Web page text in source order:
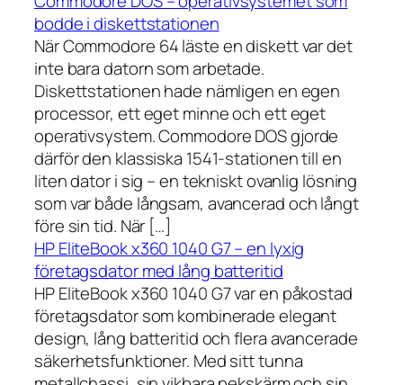
bodde i diskettstationen
När Commodore 64 läste en diskett var det
inte bara datorn som arbetade.
Diskettstationen hade nämligen en egen
processor, ett eget minne och ett eget
operativsystem. Commodore DOS gjorde
därför den klassiska 1541-stationen till en
liten dator i sig – en tekniskt ovanlig lösning
som var både långsam, avancerad och långt
före sin tid. När […]
HP EliteBook x360 1040 G7 – en lyxig
företagsdator med lång batteritid
HP EliteBook x360 1040 G7 var en påkostad
företagsdator som kombinerade elegant
design, lång batteritid och flera avancerade
säkerhetsfunktioner. Med sitt tunna